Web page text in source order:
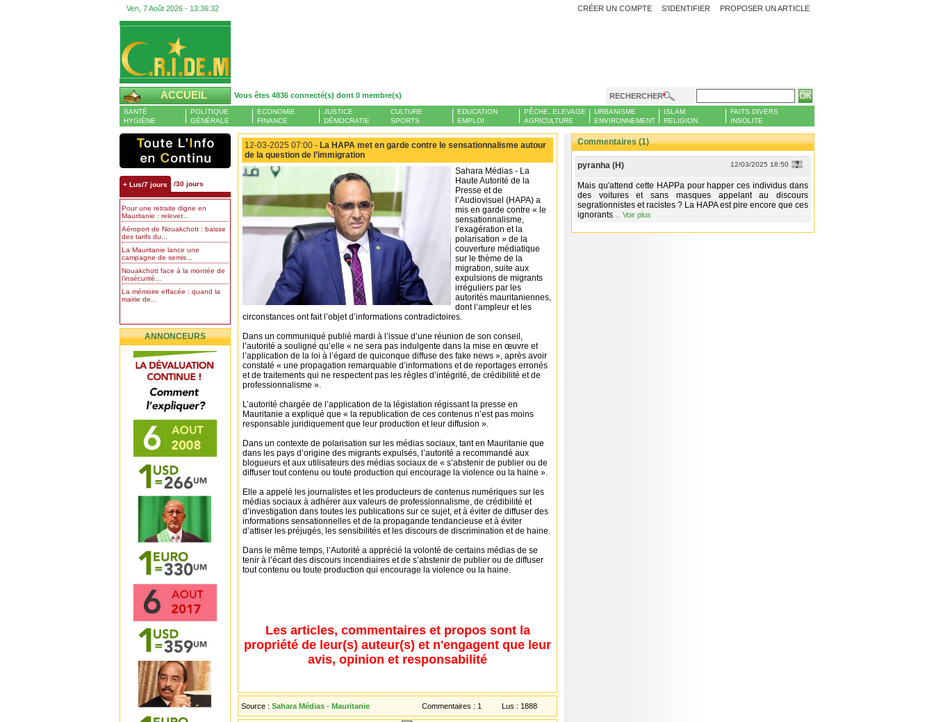
Ven, 7 Août 2026 - 13:36:33 PROPOSER UN ARTICLE
CRÉER UN COMPTE S'IDENTIFIER
ACCUEIL Vous êtes 4836 connecté(s) dont 0 membre(s) RECHERCHER
SANTÉ
HYGIÈNE
POLITIQUE
GÉNÉRALE
ECONOMIE
FINANCE
JUSTICE
DÉMOCRATIE
CULTURE
SPORTS
EDUCATION
EMPLOI
PÊCHE, ELEVAGE
AGRICULTURE
URBANISME
ENVIRONNEMENT
ISLAM
RELIGION
FAITS DIVERS
INSOLITE
+ Lus/7 jours /30 jours
Pour une retraite digne en
Mauritanie : relever...
Aéroport de Nouakchott : baisse
des tarifs du...
La Mauritanie lance une
campagne de semis...
Nouakchott face à la montée de
l’insécurité...
La mémoire effacée : quand la
mairie de...
ANNONCEURS
12-03-2025 07:00 - La HAPA met en garde contre le sensationnalisme autour
de la question de l’immigration
Sahara Médias - La
Haute Autorité de la
Presse et de
l’Audiovisuel (HAPA) a
mis en garde contre « le
sensationnalisme,
l’exagération et la
polarisation » de la
couverture médiatique
sur le thème de la
migration, suite aux
expulsions de migrants
irréguliers par les
autorités mauritaniennes,
dont l’ampleur et les
circonstances ont fait l’objet d’informations contradictoires.
Dans un communiqué publié mardi à l’issue d’une réunion de son conseil,
l’autorité a souligné qu’elle « ne sera pas indulgente dans la mise en œuvre et
l’application de la loi à l’égard de quiconque diffuse des fake news », après avoir
constaté « une propagation remarquable d’informations et de reportages erronés
et de traitements qui ne respectent pas les règles d’intégrité, de crédibilité et de
professionnalisme ».
L’autorité chargée de l’application de la législation régissant la presse en
Mauritanie a expliqué que « la republication de ces contenus n’est pas moins
responsable juridiquement que leur production et leur diffusion ».
Dans un contexte de polarisation sur les médias sociaux, tant en Mauritanie que
dans les pays d’origine des migrants expulsés, l’autorité a recommandé aux
blogueurs et aux utilisateurs des médias sociaux de « s’abstenir de publier ou de
diffuser tout contenu ou toute production qui encourage la violence ou la haine ».
Elle a appelé les journalistes et les producteurs de contenus numériques sur les
médias sociaux à adhérer aux valeurs de professionnalisme, de crédibilité et
d’investigation dans toutes les publications sur ce sujet, et à éviter de diffuser des
informations sensationnelles et de la propagande tendancieuse et à éviter
d’attiser les préjugés, les sensibilités et les discours de discrimination et de haine.
Dans le même temps, l’Autorité a apprécié la volonté de certains médias de se
tenir à l’écart des discours incendiaires et de s’abstenir de publier ou de diffuser
tout contenu ou toute production qui encourage la violence ou la haine.
Les articles, commentaires et propos sont la
propriété de leur(s) auteur(s) et n'engagent que leur
avis, opinion et responsabilité
Source : Sahara Médias - Mauritanie Commentaires : 1 Lus : 1888
Commentaires (1)
pyranha (H) 12/03/2025 18:50
Mais qu'attend cette HAPPa pour happer ces individus dans
des voitures et sans masques appelant au discours
segrationnistes et racistes ? La HAPA est pire encore que ces
ignorants
Voir plus